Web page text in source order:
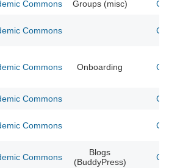
Commons Groups (misc)
Commons
Commons Onboarding
Commons
Commons
Commons
Blogs
(BuddyPress)